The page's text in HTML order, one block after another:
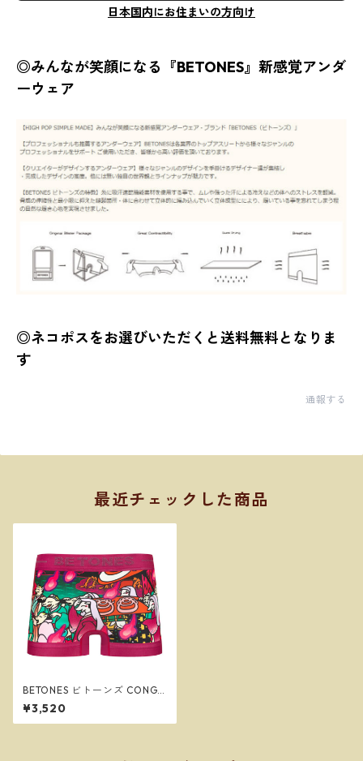
日本国内にお住まいの方向け
◎みんなが笑顔になる『BETONES』新感覚アンダ
ーウェア
◎ネコポスをお選びいただくと送料無料となりま
す
通報する
最近チェックした商品
BETONES ビトーンズ CONGR
ATULATIONS PURPLE メンズ
フリーサイズ ボクサーパンツ
※ネコポスで送料無料※
¥3,520